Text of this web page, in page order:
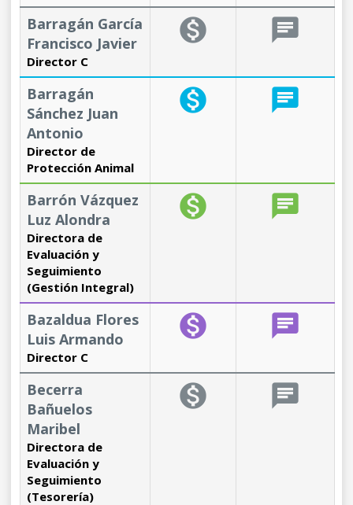
Barragán García
Francisco Javier
Director C
monetization_on chat
Barragán
Sánchez Juan
Antonio
Director de
Protección Animal
monetization_on chat
Barrón Vázquez
Luz Alondra
Directora de
Evaluación y
Seguimiento
(Gestión Integral)
monetization_on chat
Bazaldua Flores
Luis Armando
Director C
monetization_on chat
Becerra
Bañuelos
Maribel
Directora de
Evaluación y
Seguimiento
(Tesorería)
monetization_on chat